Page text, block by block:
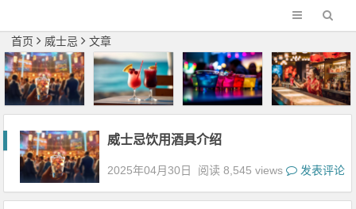
首页 威士忌 文章
威士忌饮用酒具介绍
2025年04月30日 阅读 8,545 views 发表评论